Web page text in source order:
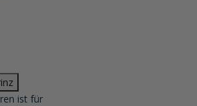
ist für